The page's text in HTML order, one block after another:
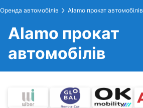
Оренда автомобілів Alamo прокат автомобілів
Alamo прокат
автомобілів